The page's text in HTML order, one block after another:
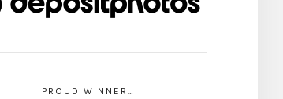
PROUD WINNER…